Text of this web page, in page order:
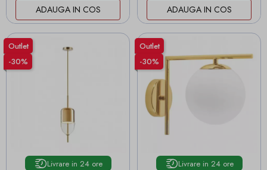
ADAUGA IN COS ADAUGA IN COS
Outlet
-30%
Livrare in 24 ore
Outlet
-30%
Livrare in 24 ore